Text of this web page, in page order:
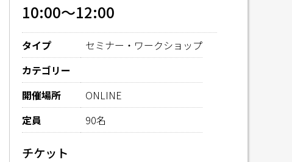
10:00～12:00
タイプ
セミナー・ワークショップ
カテゴリー
開催場所
ONLINE
定員
90名
チケット